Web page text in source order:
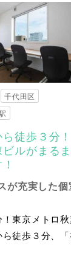
千代田区
徒歩３分！
ルがまる
が充実した
東京メトロ秋
ら徒歩３分、